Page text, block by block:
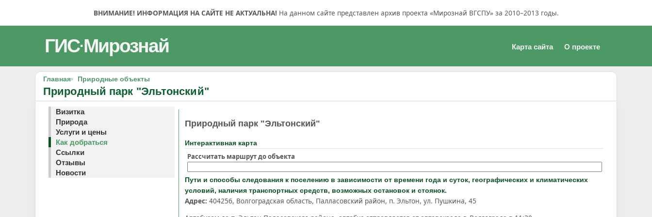
ВНИМАНИЕ! ИНФОРМАЦИЯ НА САЙТЕ НЕ АКТУАЛЬНА! На данном сайте представлен архив проекта «Мирознай ВГСПУ» за 2010–2013 годы.
ГИС·Мирознай Карта сайта О проекте
Главная Природные объекты
Природный парк "Эльтонский"
Визитка
Природа
Услуги и цены
Как добраться
Ссылки
Отзывы
Новости
Природный парк "Эльтонский"
Интерактивная карта
Рассчитать маршрут до объекта
Пути и способы следования к поселению в зависимости от времени года и суток, географических и климатических
условий, наличия транспортных средств, возможных остановок и стоянок.
Адрес: 404256, Волгоградская область, Палласовский район, п. Эльтон, ул. Пушкина, 45